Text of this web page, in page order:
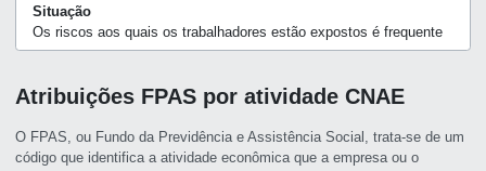
Situação
Os riscos aos quais os trabalhadores estão expostos é frequente
Atribuições FPAS por atividade CNAE
O FPAS, ou Fundo da Previdência e Assistência Social, trata-se de um
código que identifica a atividade econômica que a empresa ou o